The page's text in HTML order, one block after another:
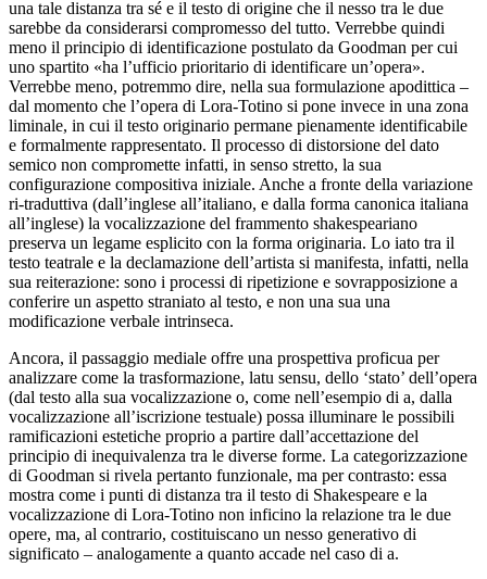
una tale distanza tra sé e il testo di origine che il nesso tra le due
sarebbe da considerarsi compromesso del tutto. Verrebbe quindi
meno il principio di identificazione postulato da Goodman per cui
uno spartito «ha l’ufficio prioritario di identificare un’opera».
Verrebbe meno, potremmo dire, nella sua formulazione apodittica –
dal momento che l’opera di Lora-Totino si pone invece in una zona
liminale, in cui il testo originario permane pienamente identificabile
e formalmente rappresentato. Il processo di distorsione del dato
semico non compromette infatti, in senso stretto, la sua
configurazione compositiva iniziale. Anche a fronte della variazione
ri-traduttiva (dall’inglese all’italiano, e dalla forma canonica italiana
all’inglese) la vocalizzazione del frammento shakespeariano
preserva un legame esplicito con la forma originaria. Lo iato tra il
testo teatrale e la declamazione dell’artista si manifesta, infatti, nella
sua reiterazione: sono i processi di ripetizione e sovrapposizione a
conferire un aspetto straniato al testo, e non una sua una
modificazione verbale intrinseca.
Ancora, il passaggio mediale offre una prospettiva proficua per
analizzare come la trasformazione, latu sensu, dello ‘stato’ dell’opera
(dal testo alla sua vocalizzazione o, come nell’esempio di a, dalla
vocalizzazione all’iscrizione testuale) possa illuminare le possibili
ramificazioni estetiche proprio a partire dall’accettazione del
principio di inequivalenza tra le diverse forme. La categorizzazione
di Goodman si rivela pertanto funzionale, ma per contrasto: essa
mostra come i punti di distanza tra il testo di Shakespeare e la
vocalizzazione di Lora-Totino non inficino la relazione tra le due
opere, ma, al contrario, costituiscano un nesso generativo di
significato – analogamente a quanto accade nel caso di a.